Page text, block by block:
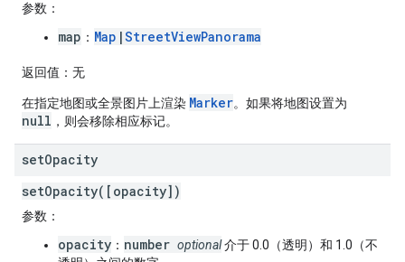
参数 ：
map ： Map |StreetViewPanorama
返回值 ：无
在指定地图或全景图片上渲染 Marker。如果将地图设置为
null ，则会移除相应标记。
setOpacity
setOpacity([opacity])
参数 ：
opacity ： number optional介于 0.0（透明）和 1.0（不